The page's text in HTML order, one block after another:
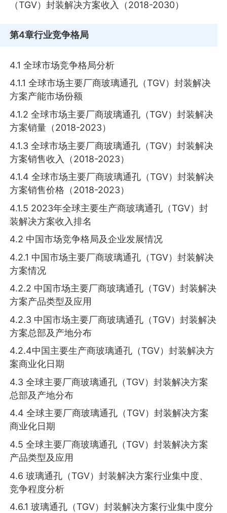
（TGV）封装解决方案收入（2018-2030）
第4章行业竞争格局
4.1 全球市场竞争格局分析
4.1.1 全球市场主要厂商玻璃通孔（TGV）封装解决
方案产能市场份额
4.1.2 全球市场主要厂商玻璃通孔（TGV）封装解决
方案销量（2018-2023）
4.1.3 全球市场主要厂商玻璃通孔（TGV）封装解决
方案销售收入（2018-2023）
4.1.4 全球市场主要厂商玻璃通孔（TGV）封装解决
方案销售价格（2018-2023）
4.1.5 2023年全球主要生产商玻璃通孔（TGV）封
装解决方案收入排名
4.2 中国市场竞争格局及企业发展情况
4.2.1 中国市场主要厂商玻璃通孔（TGV）封装解决
方案情况
4.2.2 中国市场主要厂商玻璃通孔（TGV）封装解决
方案产品类型及应用
4.2.3 中国市场主要厂商玻璃通孔（TGV）封装解决
方案总部及产地分布
4.2.4中国主要生产商玻璃通孔（TGV）封装解决方
案商业化日期
4.3 全球主要厂商玻璃通孔（TGV）封装解决方案
总部及产地分布
4.4 全球主要厂商玻璃通孔（TGV）封装解决方案
商业化日期
4.5 全球主要厂商玻璃通孔（TGV）封装解决方案
产品类型及应用
4.6 玻璃通孔（TGV）封装解决方案行业集中度、
竞争程度分析
4.6.1 玻璃通孔（TGV）封装解决方案行业集中度分